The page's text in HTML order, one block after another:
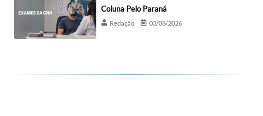
Coluna Pelo Paraná
Redação 03/08/2026